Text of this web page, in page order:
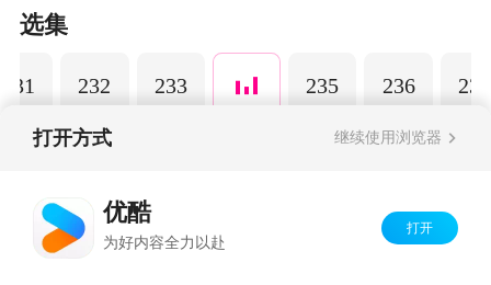
选集
231 232 233 235 236 237
打开方式 继续使用浏览器
优酷
为好内容全力以赴
打开